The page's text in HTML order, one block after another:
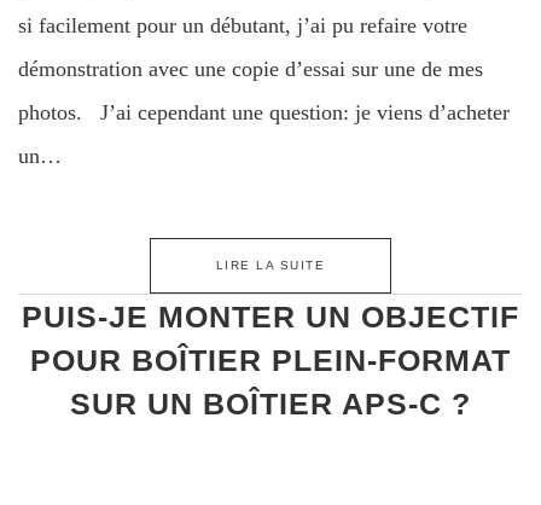
si facilement pour un débutant, j’ai pu refaire votre
démonstration avec une copie d’essai sur une de mes
photos. J’ai cependant une question: je viens d’acheter
un…
LIRE LA SUITE
PUIS-JE MONTER UN OBJECTIF
POUR BOÎTIER PLEIN-FORMAT
SUR UN BOÎTIER APS-C ?